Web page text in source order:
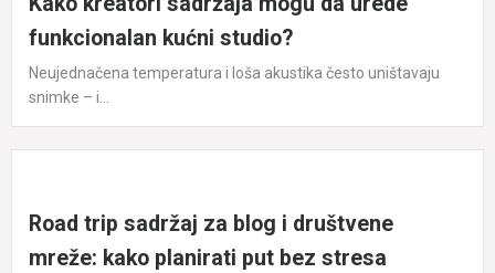
funkcionalan kućni studio?
Neujednačena temperatura i loša akustika često uništavaju
snimke – i...
Road trip sadržaj za blog i društvene
mreže: kako planirati put bez stresa